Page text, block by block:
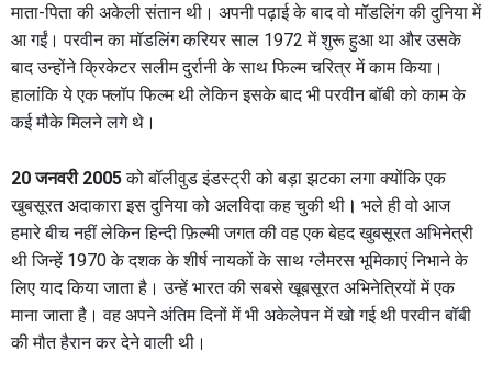
माता-पिता की अकेली संतान थी। अपनी पढ़ाई के बाद वो मॉडलिंग की दुनिया में
आ गईं। परवीन का मॉडलिंग करियर साल 1972 में शुरू हुआ था और उसके
बाद उन्होंने क्रिकेटर सलीम दुर्रानी के साथ फिल्म चरित्र में काम किया।
हालांकि ये एक फ्लॉप फिल्म थी लेकिन इसके बाद भी परवीन बॉबी को काम के
कई मौके मिलने लगे थे।
20 जनवरी 2005को बॉलीवुड इंडस्ट्री को बड़ा झटका लगा क्योंकि एक
खुबसूरत अदाकारा इस दुनिया को अलविदा कह चुकी थी । भले ही वो आज
हमारे बीच नहीं लेकिन हिन्दी फ़िल्मी जगत की वह एक बेहद खुबसूरत अभिनेत्री
थी जिन्हें 1970 के दशक के शीर्ष नायकों के साथ ग्लैमरस भूमिकाएं निभाने के
लिए याद किया जाता है। उन्हें भारत की सबसे खूबसूरत अभिनेत्रियों में एक
माना जाता है। वह अपने अंतिम दिनों में भी अकेलेपन में खो गई थी परवीन बॉबी
की मौत हैरान कर देने वाली थी।